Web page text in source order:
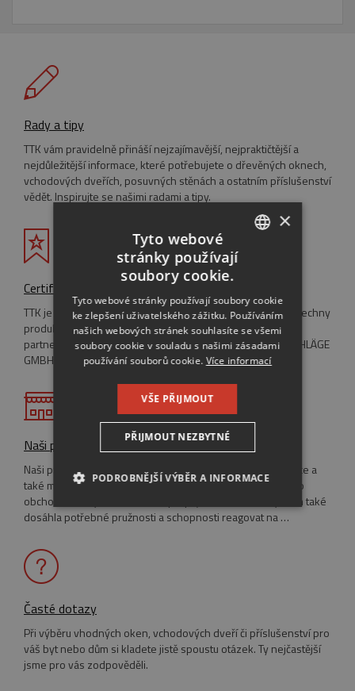
Rady a tipy
TTK vám pravidelně přináší nejzajímavější, nejpraktičtější a
nejdůležitější informace, které potřebujete o dřevěných oknech,
vchodových dveřích, posuvných stěnách a ostatním příslušenství
vědět. Inspirujte se našimi radami a tipy.
Certifikáty
TTK je držitelem systémové certifikace ISO 9001:2001 a všechny
produkty mají Certifikáty o vlastnosti výrobku. TTK je také
partnerem pro bezpečnost společnosti MAYER & CO BESCHLÄGE
GMBH.
Naši prodejci
Naši prodejci eurooken se vyskytují po celé České republice a
také máme několik obchodních zastoupení v zahraničí. Tato
obchodní síť byla v roce 2002 propojena elektronicky a tím také
dosáhla potřebné pružnosti a schopnosti reagovat na …
Časté dotazy
Při výběru vhodných oken, vchodových dveří či příslušenství pro
váš byt nebo dům si kladete jistě spoustu otázek. Ty nejčastější
jsme pro vás zodpověděli.
RUSSIAN
GERMAN
×
Tyto webové
stránky používají
soubory cookie.
Tyto webové stránky používají soubory cookie
ke zlepšení uživatelského zážitku. Používáním
našich webových stránek souhlasíte se všemi
soubory cookie v souladu s našimi zásadami
používání souborů cookie. Více informací
VŠE PŘIJMOUT
PŘIJMOUT NEZBYTNÉ
PODROBNĚJŠÍ VÝBĚR A INFORMACE
NEZBYTNĚ NUTNÉ SOUBORY
NEZAŘAZENÉ SOUBORY